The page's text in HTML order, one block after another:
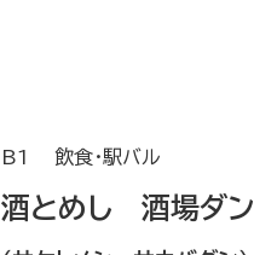
B1 飲食・駅バル
酒とめし 酒場ダン